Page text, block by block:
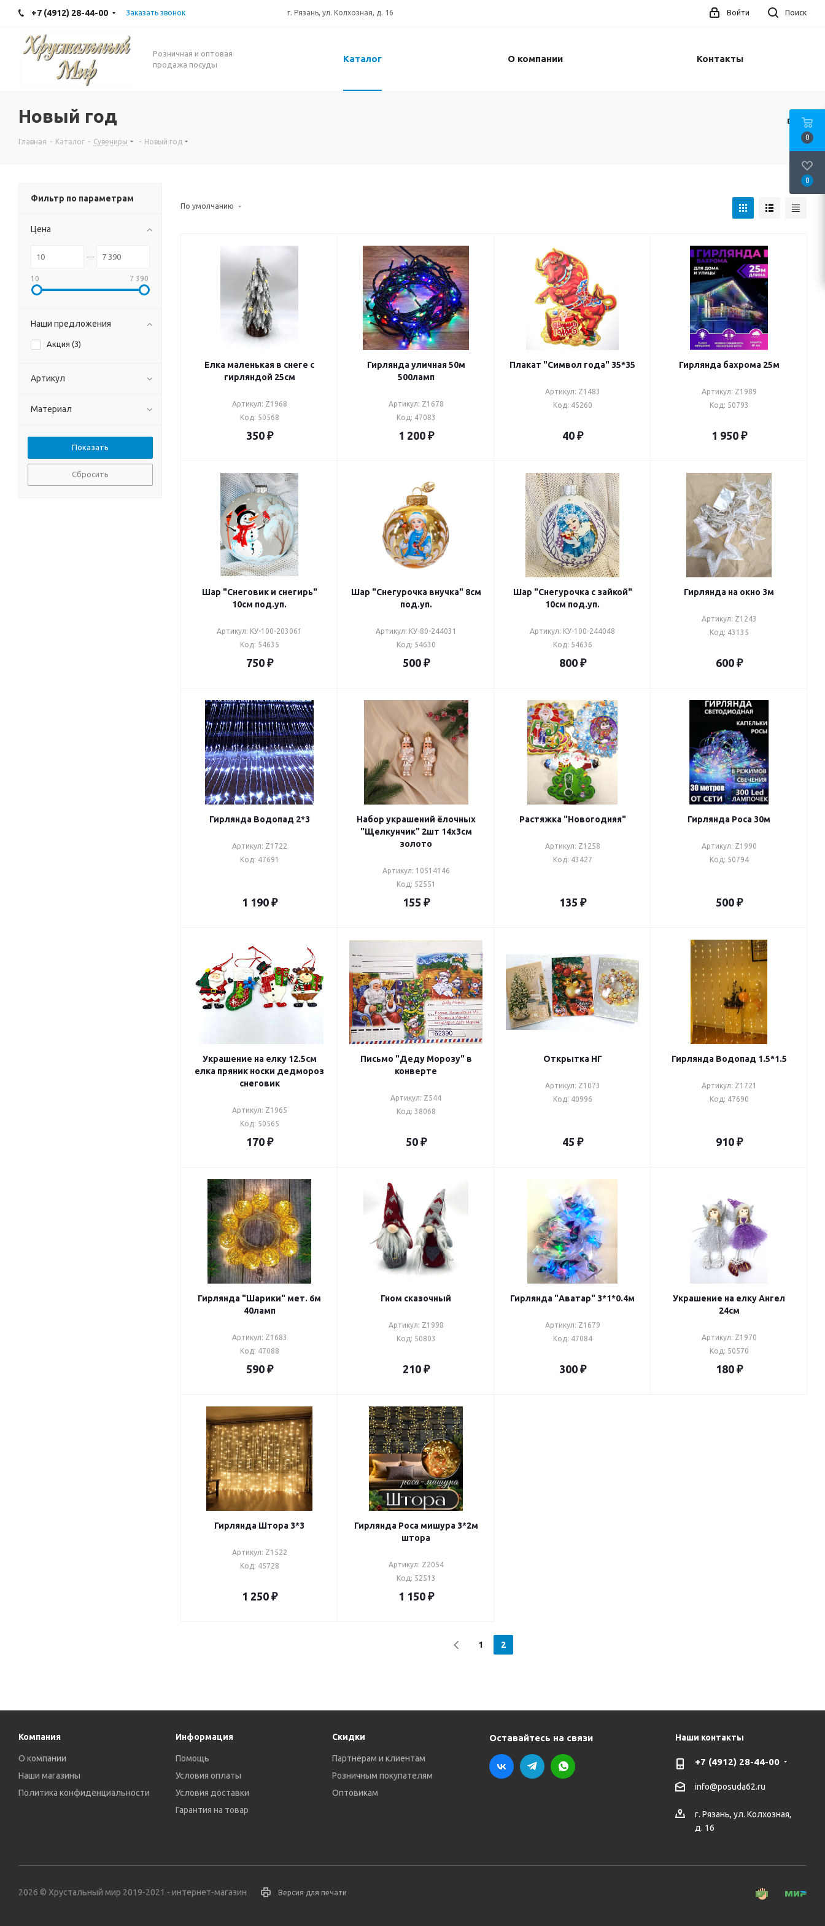
+7 (4912) 28-44-00 Заказать звонок г. Рязань, ул. Колхозная, д. 16 Поиск
Войти
Розничная и оптовая
продажа посуды
Каталог О компании Контакты
Новый год
Главная - Каталог - Сувениры - Новый год
По умолчанию
Елка маленькая в снеге с
гирляндой 25см
Артикул: Z1968
Код: 50568
350₽
Гирлянда уличная 50м
500ламп
Артикул: Z1678
Код: 47083
1 200₽
Плакат "Символ года" 35*35
Артикул: Z1483
Код: 45260
40₽
Гирлянда бахрома 25м
Артикул: Z1989
Код: 50793
1 950₽
Шар "Снеговик и снегирь"
10см под.уп.
Артикул: КУ-100-203061
Код: 54635
750₽
Шар "Снегурочка внучка" 8см
под.уп.
Артикул: КУ-80-244031
Код: 54630
500₽
Шар "Снегурочка с зайкой"
10см под.уп.
Артикул: КУ-100-244048
Код: 54636
800₽
Гирлянда на окно 3м
Артикул: Z1243
Код: 43135
600₽
Гирлянда Водопад 2*3
Артикул: Z1722
Код: 47691
1 190₽
Набор украшений ёлочных
"Щелкунчик" 2шт 14х3см
золото
Артикул: 10514146
Код: 52551
155 ₽
Растяжка "Новогодняя"
Артикул: Z1258
Код: 43427
135 ₽
Гирлянда Роса 30м
Артикул: Z1990
Код: 50794
500₽
Украшение на елку 12.5см
елка пряник носки дедмороз
снеговик
Артикул: Z1965
Код: 50565
170₽
Письмо "Деду Морозу" в
конверте
Артикул: Z544
Код: 38068
50₽
Открытка НГ
Артикул: Z1073
Код: 40996
45 ₽
Гирлянда Водопад 1.5*1.5
Артикул: Z1721
Код: 47690
910₽
Гирлянда "Шарики" мет. 6м
40ламп
Артикул: Z1683
Код: 47088
590₽
Гном сказочный
Артикул: Z1998
Код: 50803
210₽
Гирлянда "Аватар" 3*1*0.4м
Артикул: Z1679
Код: 47084
300₽
Украшение на елку Ангел
24см
Артикул: Z1970
Код: 50570
180₽
Гирлянда Штора 3*3
Артикул: Z1522
Код: 45728
1 250₽
Гирлянда Роса мишура 3*2м
штора
Артикул: Z2054
Код: 52513
1 150₽
1 2
Фильтр по параметрам
Цена
10 7 390
Наши предложения
Акция (3)
Артикул
Материал
Сбросить
Компания
О компании
Наши магазины
Политика конфиденциальности
Информация
Помощь
Условия оплаты
Условия доставки
Гарантия на товар
Скидки
Партнёрам и клиентам
Розничным покупателям
Оптовикам
Оставайтесь на связи Наши контакты
+7 (4912) 28-44-00
info@posuda62.ru
г. Рязань, ул. Колхозная,
д. 16
2026 © Хрустальный мир 2019-2021 - интернет-магазин Версия для печати
0
0